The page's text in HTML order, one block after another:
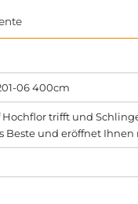
06 400cm
trifft und
und eröffnet Ihnen